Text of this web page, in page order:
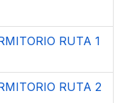
RUTA 1
RUTA 2